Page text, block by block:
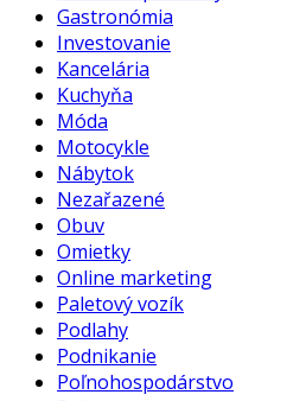
Gastronómia
Investovanie
Kancelária
Kuchyňa
Móda
Motocykle
Nábytok
Nezařazené
Obuv
Omietky
Online marketing
Paletový vozík
Podlahy
Podnikanie
Poľnohospodárstvo